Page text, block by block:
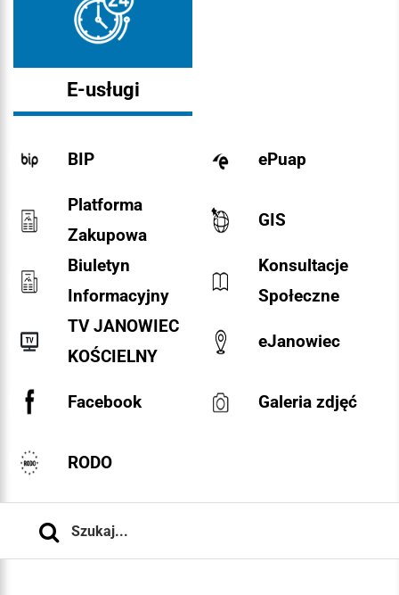
E-usługi
BIP ePuap
Platforma
Zakupowa
GIS
Biuletyn
Informacyjny
Konsultacje
Społeczne
TV JANOWIEC
KOŚCIELNY
eJanowiec
Facebook Galeria zdjęć
RODO